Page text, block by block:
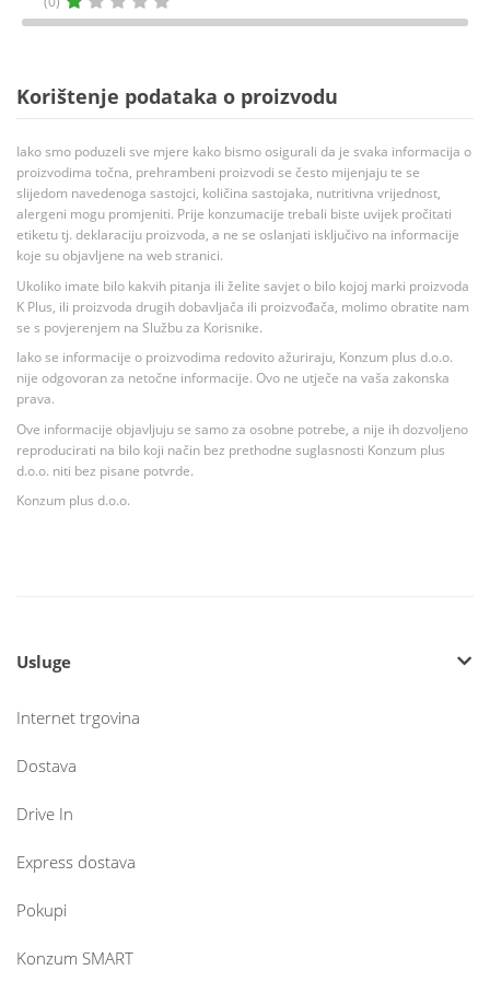
Korištenje podataka o proizvodu
Iako smo poduzeli sve mjere kako bismo osigurali da je svaka informacija o
proizvodima točna, prehrambeni proizvodi se često mijenjaju te se
slijedom navedenoga sastojci, količina sastojaka, nutritivna vrijednost,
alergeni mogu promjeniti. Prije konzumacije trebali biste uvijek pročitati
etiketu tj. deklaraciju proizvoda, a ne se oslanjati isključivo na informacije
koje su objavljene na web stranici.
Ukoliko imate bilo kakvih pitanja ili želite savjet o bilo kojoj marki proizvoda
K Plus, ili proizvoda drugih dobavljača ili proizvođača, molimo obratite nam
se s povjerenjem na Službu za Korisnike.
Iako se informacije o proizvodima redovito ažuriraju, Konzum plus d.o.o.
nije odgovoran za netočne informacije. Ovo ne utječe na vaša zakonska
prava.
Ove informacije objavljuju se samo za osobne potrebe, a nije ih dozvoljeno
reproducirati na bilo koji način bez prethodne suglasnosti Konzum plus
d.o.o. niti bez pisane potvrde.
Konzum plus d.o.o.
Usluge
Internet trgovina
Dostava
Drive In
Express dostava
Pokupi
Konzum SMART